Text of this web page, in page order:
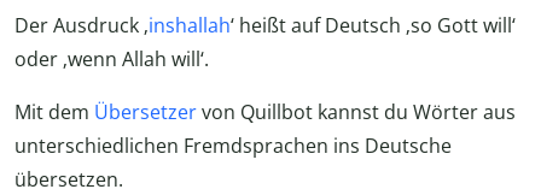
Der Ausdruck ‚inshallah‘ heißt auf Deutsch ‚so Gott will‘
oder ‚wenn Allah will‘.
Mit dem Übersetzervon Quillbot kannst du Wörter aus
unterschiedlichen Fremdsprachen ins Deutsche
übersetzen.